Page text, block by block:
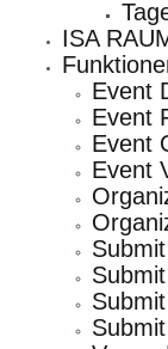
ISA
Event
Event
Event
Event